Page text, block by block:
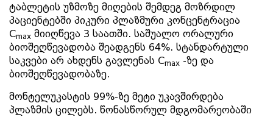
ტაბლეტის უზმოზე მიღების შემდეგ მოზრდილ
პაციენტებში პიკური პლაზმური კონცენტრაცია
Cmax მიიღწევა 3 საათში. საშუალო ორალური
ბიოშეღწევადობა შეადგენს 64%. სტანდარტული
საკვები არ ახდენს გავლენას Cmax -ზე და
ბიოშეღწევადობაზე.
მონტელუკასტის 99%-ზე მეტი უკავშირდება
პლაზმის ცილებს. წონასწორულ მდგომარეობაში